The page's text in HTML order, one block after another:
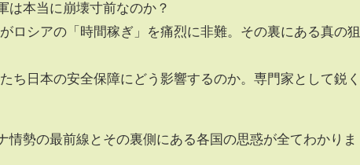
は本当に崩壊寸前なのか？
ロシアの「時間稼ぎ」を痛烈に非難。その裏にある真の狙
ち日本の安全保障にどう影響するのか。専門家として鋭く
情勢の最前線とその裏側にある各国の思惑が全てわかりま